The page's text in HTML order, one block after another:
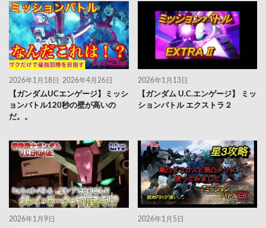
2026年1月18日 2026年4月26日
【ガンダムUCエンゲージ】ミッシ
ョンバトル120秒の壁が高いの
だ。。
2026年1月13日
【ガンダム U.C.エンゲージ】 ミッ
ションバトル エクストラ２
2026年1月9日 2026年1月5日